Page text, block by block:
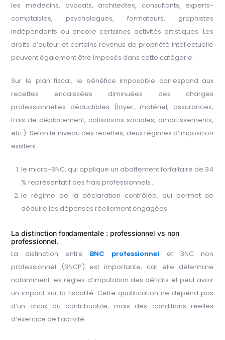
les médecins, avocats, architectes, consultants, experts-
comptables, psychologues, formateurs, graphistes
indépendants ou encore certaines activités artistiques. Les
droits d’auteur et certains revenus de propriété intellectuelle
peuvent également être imposés dans cette catégorie.
Sur le plan fiscal, le bénéfice imposable correspond aux
recettes encaissées diminuées des charges
professionnelles déductibles (loyer, matériel, assurances,
frais de déplacement, cotisations sociales, amortissements,
etc.). Selon le niveau des recettes, deux régimes d’imposition
existent :
le micro-BNC, qui applique un abattement forfaitaire de 34
% représentatif des frais professionnels ;
le régime de la déclaration contrôlée, qui permet de
déduire les dépenses réellement engagées.
La distinction fondamentale : professionnel vs non
professionnel.
La distinction entre BNC professionnel et BNC non
professionnel (BNCP) est importante, car elle détermine
notamment les règles d’imputation des déficits et peut avoir
un impact sur la fiscalité. Cette qualification ne dépend pas
d’un choix du contribuable, mais des conditions réelles
d’exercice de l’activité.